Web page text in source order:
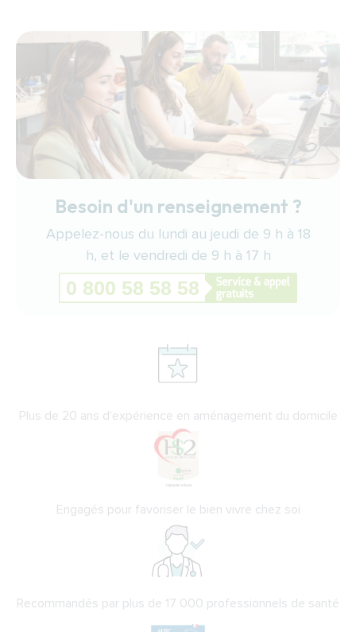
Besoin d'un renseignement ?
Appelez-nous du lundi au jeudi de 9 h à 18
h, et le vendredi de 9 h à 17 h
Plus de 20 ans d'expérience en aménagement du domicile
Engagés pour favoriser le bien vivre chez soi
Recommandés par plus de 17 000 professionnels de santé